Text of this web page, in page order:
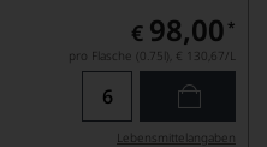
€ 98,00 *
pro Flasche (0.75l), € 130,67/L
Lebensmittel­angaben